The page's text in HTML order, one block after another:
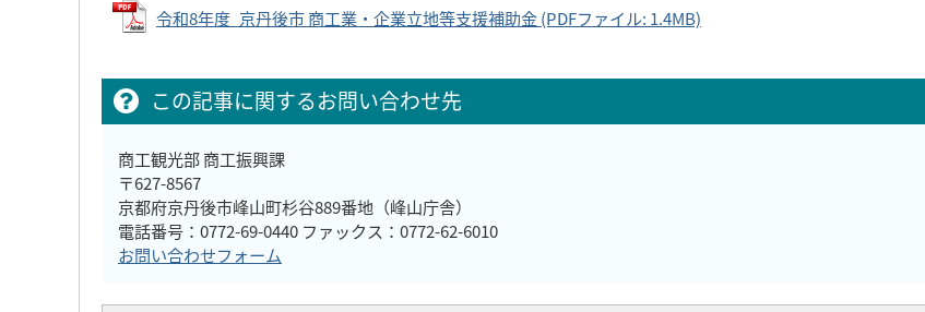
令和8年度_京丹後市 商工業・企業立地等支援補助金 (PDFファイル: 1.4MB)
この記事に関するお問い合わせ先
商工観光部 商工振興課
〒627-8567
京都府京丹後市峰山町杉谷889番地（峰山庁舎）
電話番号：0772-69-0440 ファックス：0772-62-6010
お問い合わせフォーム